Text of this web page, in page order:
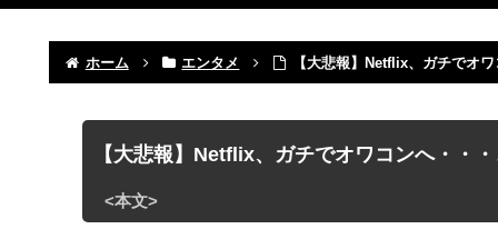
ホーム エンタメ 【大悲報】Netflix、ガチでオ
【大悲報】Netflix、ガチでオワコンへ・・